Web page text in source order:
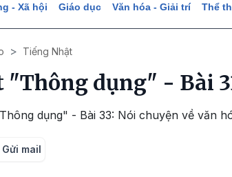
- Xã hội Giáo dục Văn hóa - Giải trí Thể
Tiếng Nhật
"Thông dụng" - Bài
dụng" - Bài 33: Nói chuyện về văn
Gửi mail